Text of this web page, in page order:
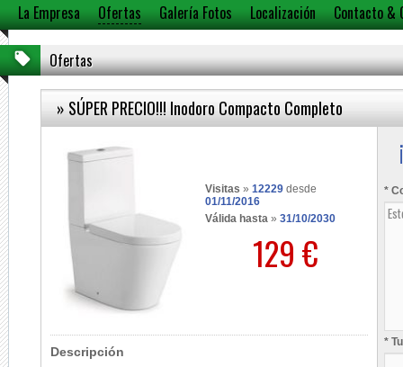
Ver móvil
La Empresa Ofertas Galería Fotos Localización Contacto &
Ofertas
» SÚPER PRECIO!!! Inodoro Compacto Completo
Visitas » 12229 desde
01/11/2016
Válida hasta » 31/10/2030
129 €
Descripción
*
*